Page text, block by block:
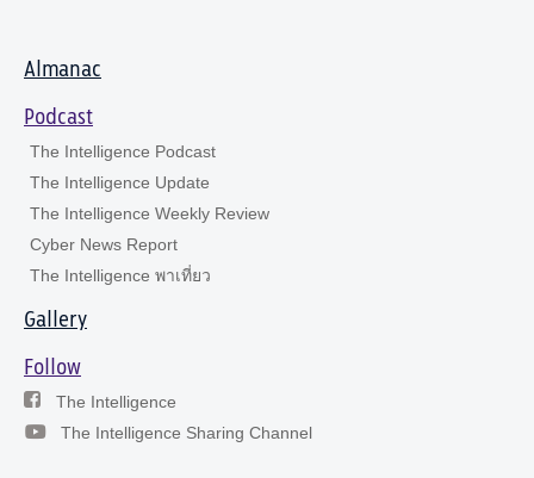
Almanac
Podcast
The Intelligence Podcast
The Intelligence Update
The Intelligence Weekly Review
Cyber News Report
The Intelligence พาเที่ยว
Gallery
Follow
The Intelligence
The Intelligence Sharing Channel